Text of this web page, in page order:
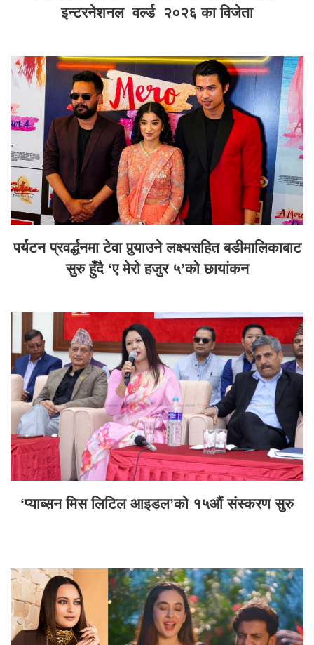
इन्टरनेशनल वर्ल्ड २०२६ का विजेता
पर्यटन प्रवर्द्धनमा टेवा पुर्‍याउने लक्ष्यसहित बडीमालिकाबाट
सुरु हुँदै ‘ए मेरो हजुर ५’को छायांकन
‘प्याब्सन मिस लिटिल आइडल’को १५औं संस्करण सुरु